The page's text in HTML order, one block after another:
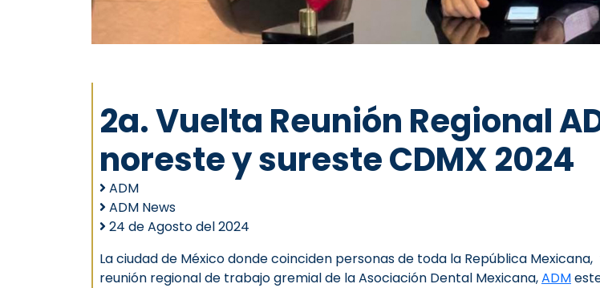
2a. Vuelta Reunión Regional
noreste y sureste CDMX 2024
ADM
ADM News
24 de Agosto del 2024
La ciudad de México donde coinciden personas de toda la República
reunión regional de trabajo gremial de la Asociación Dental Mexicana,ADM